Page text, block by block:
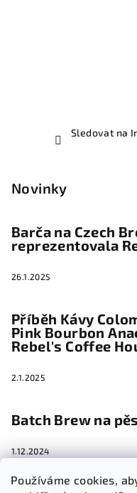
Používáme cookies,
Sledovat na
Novinky
Barča na Czech
reprezentovala
26.1.2025
Příběh Kávy
Pink Bourbon
Rebel's Coffee
2.1.2025
Batch Brew na
1.12.2024